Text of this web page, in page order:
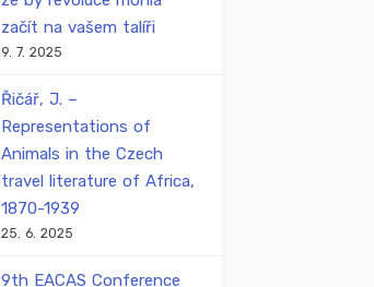
začít na vašem talíři
9. 7. 2025
Řičář, J. –
Representations of
Animals in the Czech
travel literature of Africa,
1870-1939
25. 6. 2025
9th EACAS Conference